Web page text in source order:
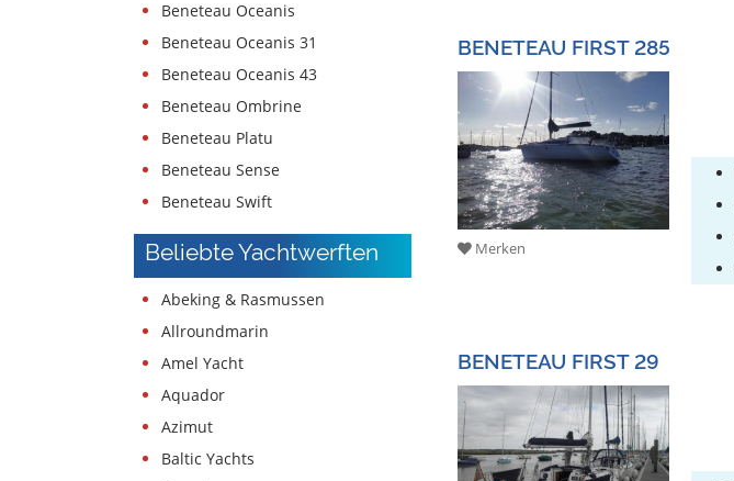
BENETEAU FIRST 285
Merken
BENETEAU FIRST 29
Beneteau Oceanis
Beneteau Oceanis 31
Beneteau Oceanis 43
Beneteau Ombrine
Beneteau Platu
Beneteau Sense
Beneteau Swift
Beliebte Yachtwerften
Abeking & Rasmussen
Allroundmarin
Amel Yacht
Aquador
Azimut
Baltic Yachts